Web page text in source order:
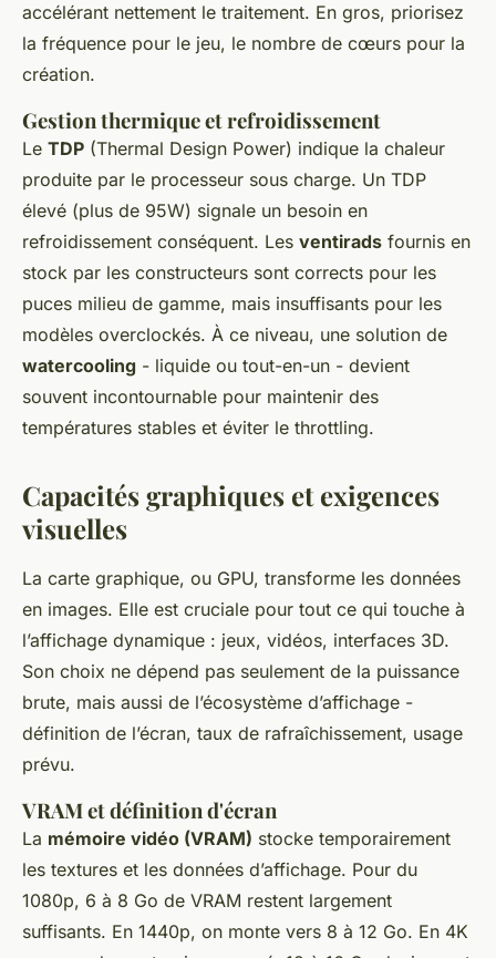
accélérant nettement le traitement. En gros, priorisez
la fréquence pour le jeu, le nombre de cœurs pour la
création.
Gestion thermique et refroidissement
Le TDP (Thermal Design Power) indique la chaleur
produite par le processeur sous charge. Un TDP
élevé (plus de 95W) signale un besoin en
refroidissement conséquent. Les ventirads fournis en
stock par les constructeurs sont corrects pour les
puces milieu de gamme, mais insuffisants pour les
modèles overclockés. À ce niveau, une solution de
watercooling - liquide ou tout-en-un - devient
souvent incontournable pour maintenir des
températures stables et éviter le throttling.
Capacités graphiques et exigences
visuelles
La carte graphique, ou GPU, transforme les données
en images. Elle est cruciale pour tout ce qui touche à
l’affichage dynamique : jeux, vidéos, interfaces 3D.
Son choix ne dépend pas seulement de la puissance
brute, mais aussi de l’écosystème d’affichage -
définition de l’écran, taux de rafraîchissement, usage
prévu.
VRAM et définition d'écran
La mémoire vidéo (VRAM) stocke temporairement
les textures et les données d’affichage. Pour du
1080p, 6 à 8 Go de VRAM restent largement
suffisants. En 1440p, on monte vers 8 à 12 Go. En 4K